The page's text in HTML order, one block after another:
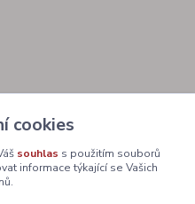
cookies
souhlas s použitím souborů
informace týkající se Vašich